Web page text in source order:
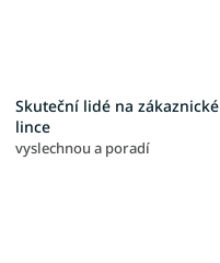
Skuteční lidé na zákaznické
lince
vyslechnou a poradí